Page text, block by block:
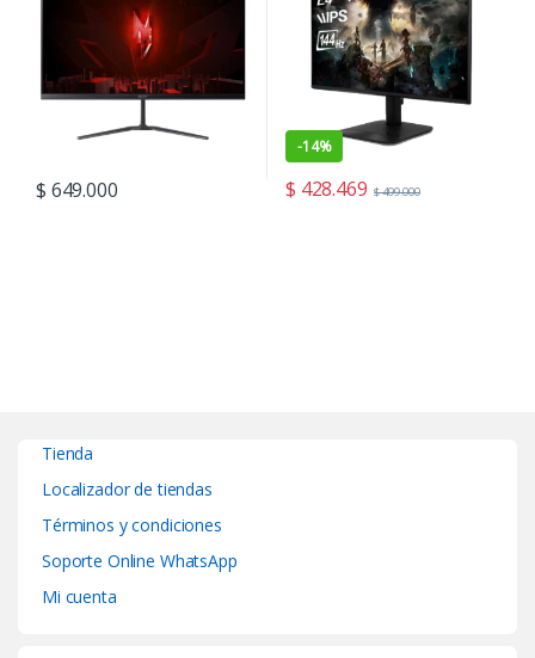
$ 649.000
-14%
$ 428.469 $499.000
Tienda
Localizador de tiendas
Términos y condiciones
Soporte Online WhatsApp
Mi cuenta